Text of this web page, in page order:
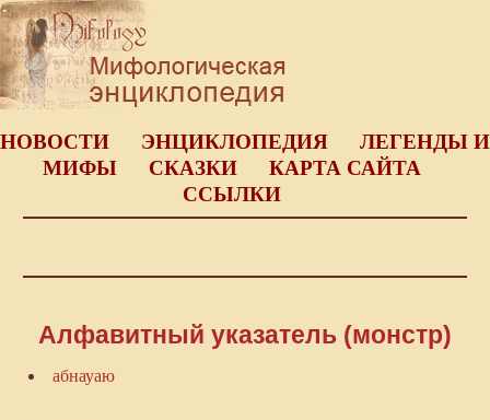
НОВОСТИ ЭНЦИКЛОПЕДИЯ
ЛЕГЕНДЫ И
МИФЫ
СКАЗКИ
КАРТА САЙТА
ССЫЛКИ
Алфавитный указатель (монстр)
абнауаю